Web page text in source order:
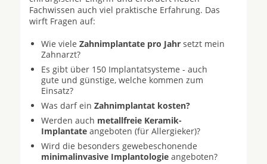
Fachwissen auch viel praktische Erfahrung. Das
wirft Fragen auf:
Wie viele Zahnimplantate pro Jahr setzt mein
Zahnarzt?
Es gibt über 150 Implantatsysteme - auch
gute und günstige, welche kommen zum
Einsatz?
Was darf ein Zahnimplantat kosten?
Werden auch metallfreie Keramik-
Implantate angeboten (für Allergieker)?
Wird die besonders gewebeschonende
minimalinvasive Implantologie angeboten?